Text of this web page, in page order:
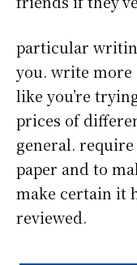
particular
you. write
like you’re
prices of
general.
paper and to
make certain it
reviewed.